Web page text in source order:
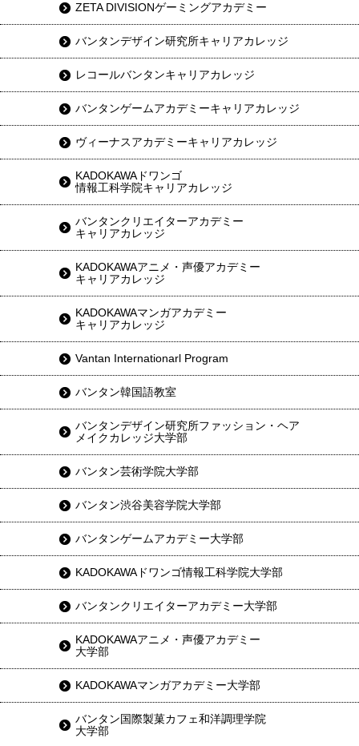
ZETA DIVISIONゲーミングアカデミー
バンタンデザイン研究所キャリアカレッジ
レコールバンタンキャリアカレッジ
バンタンゲームアカデミーキャリアカレッジ
ヴィーナスアカデミーキャリアカレッジ
KADOKAWAドワンゴ
情報工科学院キャリアカレッジ
バンタンクリエイターアカデミー
キャリアカレッジ
KADOKAWAアニメ・声優アカデミー
キャリアカレッジ
KADOKAWAマンガアカデミー
キャリアカレッジ
Vantan Internationarl Program
バンタン韓国語教室
バンタンデザイン研究所ファッション・ヘア
メイクカレッジ大学部
バンタン芸術学院大学部
バンタン渋谷美容学院大学部
バンタンゲームアカデミー大学部
KADOKAWAドワンゴ情報工科学院大学部
バンタンクリエイターアカデミー大学部
KADOKAWAアニメ・声優アカデミー
大学部
KADOKAWAマンガアカデミー大学部
バンタン国際製菓カフェ和洋調理学院
大学部